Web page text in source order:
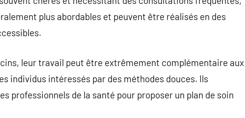
plus abordables et peuvent être réalisés en des
leur travail peut être extrêmement complémentaire aux
individus intéressés par des méthodes douces. Ils
professionnels de la santé pour proposer un plan de soin